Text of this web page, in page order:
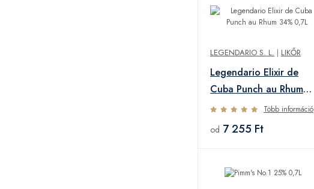
LEGENDARIO S. L. | LIKŐR
Legendario Elixir de
Cuba Punch au Rhum
34% 0,7L
Több információ
od 7 255 Ft